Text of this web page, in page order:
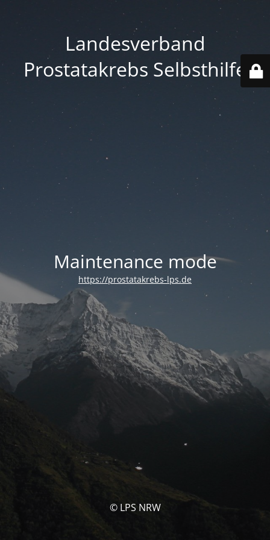
Landesverband
Prostatakrebs Selbsthilfe
Maintenance mode
https://prostatakrebs-lps.de
© LPS NRW